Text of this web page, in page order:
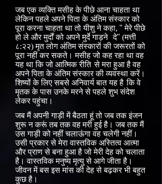
जब एक व्यक्ति मसीह के पीछे आना चाहता था
लेकिन पहले अपने पिता के अंतिम संस्कार को
पूरा करना चाहता था तो यीशु ने कहा, "मेरे पीछे
हो ले और मुर्दों को अपने मुर्दे गाड़ने दे" (मत्ती
८:२२) मृत लोग अंतिम संस्कारों की जरूरतों को
पूरा नहीं कर सकते। मसीह जो कह रहा था वह
यह था कि जो आत्मिक रीति से मरा हुआ है वह
अपने पिता के अंतिम संस्कार की व्यवस्था करें।
शिष्यों के लिए सबसे अनिवार्य बात यह है कि वे
मृतक के पास उनके मरने से पहले शुभ संदेश
लेकर पहुंचा।
जब मैं अपनी गाड़ी में बैठता हूं तो जब तक इंजन
शुरू न करूं तब तक वह मरी हुई है। जब तक मैं
उस गाड़ी को नहीं चलाऊंगा वह चलेगी नहीं।
उसी प्रकार से मेरा वास्तविक अस्तित्व आत्मा
और प्राण से बना हुआ है जो मेरी देह को चलाता
है। वास्तविक मनुष्य मृत्यु से आगे जीता है।
जीवन में बस इस मांस की देह से बढ़कर भी बहुत
कुछ है।